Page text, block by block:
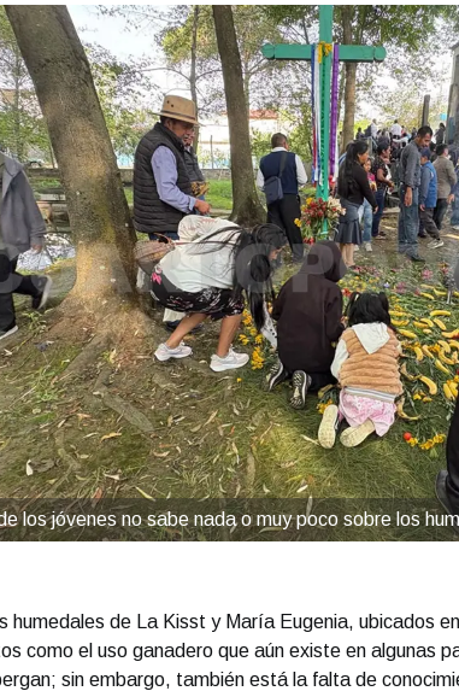
los jóvenes no sabe nada o muy poco sobre los
humedales de La Kisst y María Eugenia, ubicados
como el uso ganadero que aún existe en algunas
sin embargo, también está la falta de